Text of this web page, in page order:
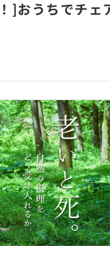
]おうちでチ